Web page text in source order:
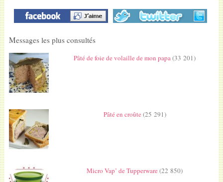
Messages les plus consultés
Pâté de foie de volaille de mon papa(33 201)
Pâté en croûte(25 291)
Micro Vap’ de Tupperware(22 850)